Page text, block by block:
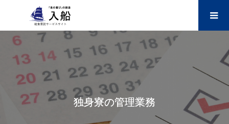
独身寮の管理業務